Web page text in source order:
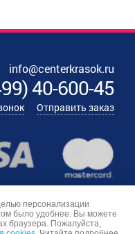
info@centerkrasok.ru
)40-600-45
Отправить заказ
персонализации
было удобнее. Вы можете
браузера. Пожалуйста,